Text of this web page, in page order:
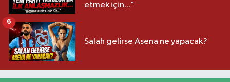
etmek için..."
Salah gelirse Asena ne yapacak?
6